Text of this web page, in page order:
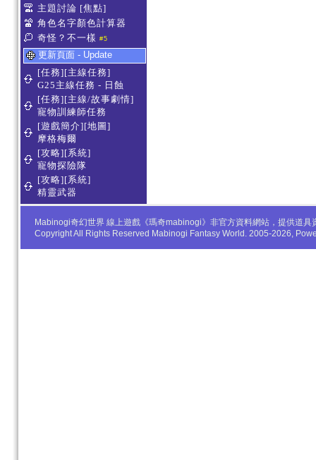
主題討論 [焦點]
角色名字顏色計算器
奇怪？不一樣 #5
更新頁面 - Update
[任務][主線任務]
G25主線任務 - 日蝕
[任務][主線/故事劇情]
寵物訓練師任務
[遊戲簡介][地圖]
摩格梅爾
[攻略][系統]
寵物探險隊
[攻略][系統]
精靈武器
Mabinogi奇幻世界 線上遊戲《瑪奇mabinogi》非官方資料網站，提供道
Copyright All Rights Reserved Mabinogi Fantasy World. 2005-2026,